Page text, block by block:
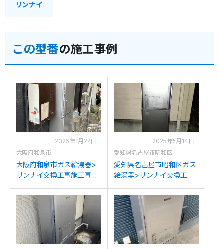
リンナイ
この型番の施工事例
2026年1月22日
大阪府和泉市
大阪府和泉市ガス給湯器>
リンナイ交換工事施工事
V2400SAW2-6からリンナ
イRUFH-E2407SAW2-3(A)
への交換
2025年5月14日
愛知県名古屋市昭和区
愛知県名古屋市昭和区ガス
給湯器>リンナイ交換工事
K2403AW(SAW)からリン
ナイRUFH-E2407SAW2-
3(A)への交換